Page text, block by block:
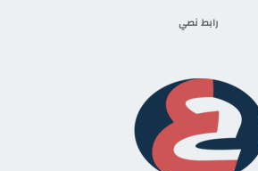
رابط نصي